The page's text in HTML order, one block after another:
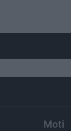
Moti